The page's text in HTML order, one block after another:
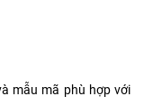
mẫu mã phù hợp với